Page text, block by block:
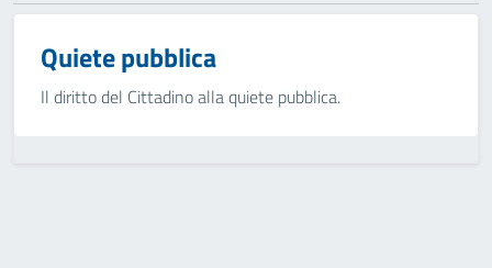
Quiete pubblica
Il diritto del Cittadino alla quiete pubblica.